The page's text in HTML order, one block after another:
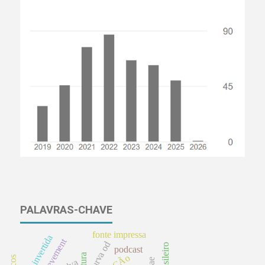
PALAVRAS-CHAVE
curva od podcast
fonte impressa